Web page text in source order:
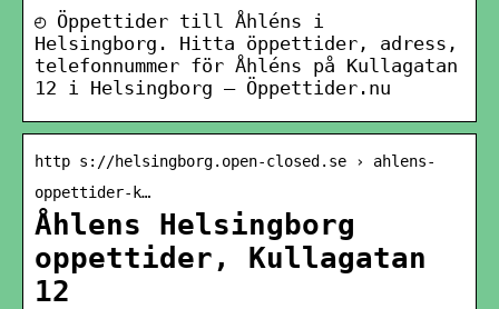
◴ Öppettider till Åhléns i
Helsingborg. Hitta öppettider, adress,
telefonnummer för Åhléns på Kullagatan
12 i Helsingborg – Öppettider.nu
http s://helsingborg.open-closed.se › ahlens-
oppettider-k…
Åhlens Helsingborg
oppettider, Kullagatan
12